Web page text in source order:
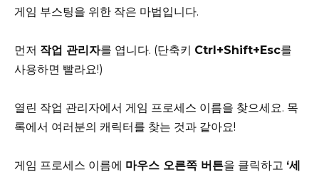
게임 부스팅을 위한 작은 마법입니다.
먼저 작업 관리자를 엽니다. (단축키 Ctrl+Shift+Esc를
사용하면 빨라요!)
열린 작업 관리자에서 게임 프로세스 이름을 찾으세요. 목
록에서 여러분의 캐릭터를 찾는 것과 같아요!
게임 프로세스 이름에 마우스 오른쪽 버튼을 클릭하고 ‘세